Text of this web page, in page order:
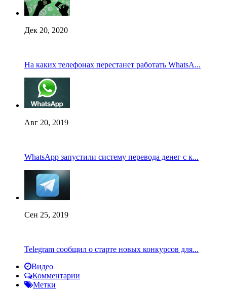
Дек 20, 2020
На каких телефонах перестанет работать WhatsA...
Авг 20, 2019
WhatsApp запустили систему перевода денег с к...
Сен 25, 2019
Telegram сообщил о старте новых конкурсов для...
Видео
Комментарии
Метки